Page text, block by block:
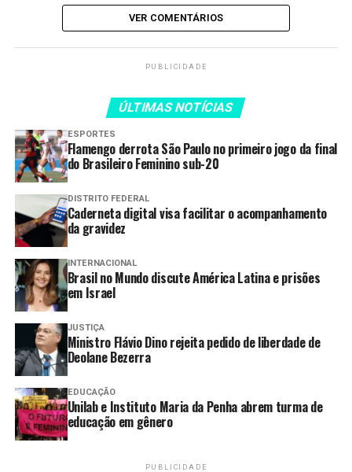
Como negociar
A negociação pode ser feita diretamente nos canais
Consumidor.Gov , que o consumidor acessa por meio de
sua conta Gov.br prata ou ouro.
Para entender como participar da campanha, basta
acessar a página disponibilizada pela Febraban, que
conta com um vídeo de passo a passo para negociar e
como acessar o portal Gov.BR, encontrar a instituição
credora e abrir o pedido de negociação.
Na negociação com a instituição credora, o consumidor
interessado deve informar a dívida que pretende quitar
e perguntar quais são as condições oferecidas para a sua
quitação.
Se concordar com o que foi proposto, um acordo de
negociação será assinado. Caso não concorde, pode fazer
contrapropostas para chegar a um acordo que caiba no
seu bolso.
VER COMENTÁRIOS
PUBLICIDADE
ÚLTIMAS NOTÍCIAS
ESPORTES
Flamengo derrota São Paulo no primeiro jogo da final
do Brasileiro Feminino sub-20
DISTRITO FEDERAL
Caderneta digital visa facilitar o acompanhamento
da gravidez
INTERNACIONAL
Brasil no Mundo discute América Latina e prisões
em Israel
JUSTIÇA
Ministro Flávio Dino rejeita pedido de liberdade de
Deolane Bezerra
EDUCAÇÃO
Unilab e Instituto Maria da Penha abrem turma de
educação em gênero
PUBLICIDADE